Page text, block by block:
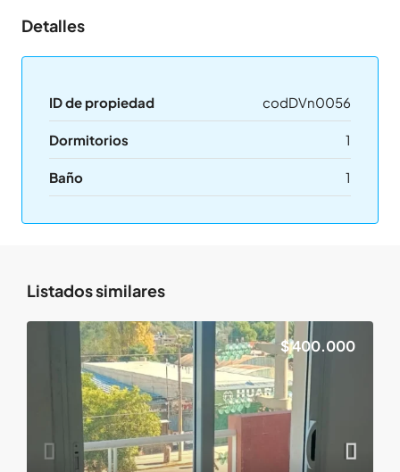
Detalles
ID de propiedad codDVn0056
Dormitorios 1
Baño 1
Listados similares
$ 400.000